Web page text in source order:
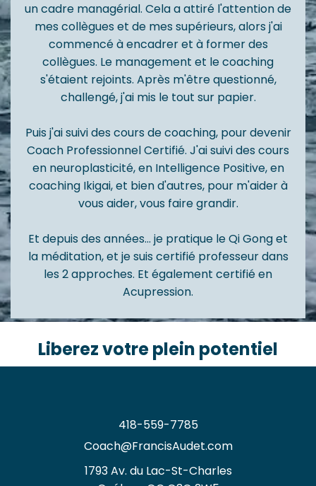
un cadre managérial. Cela a attiré l'attention de
mes collègues et de mes supérieurs, alors j'ai
commencé à encadrer et à former des
collègues. Le management et le coaching
s'étaient rejoints. Après m'être questionné,
challengé, j'ai mis le tout sur papier.
Puis j'ai suivi des cours de coaching, pour devenir
Coach Professionnel Certifié. J'ai suivi des cours
en neuroplasticité, en Intelligence Positive, en
coaching Ikigai, et bien d'autres, pour m'aider à
vous aider, vous faire grandir.
Et depuis des années... je pratique le Qi Gong et
la méditation, et je suis certifié professeur dans
les 2 approches. Et également certifié en
Acupression.
Liberez votre plein potentiel
418-559-7785
Coach@FrancisAudet.com
1793 Av. du Lac-St-Charles